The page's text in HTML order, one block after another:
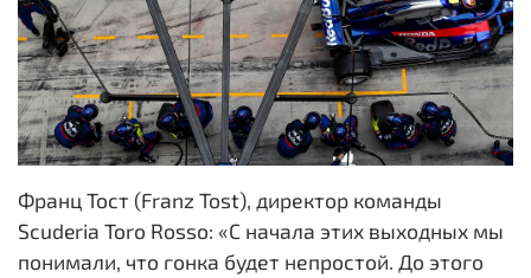
Франц Тост (Franz Tost), директор команды
Scuderia Toro Rosso: «С начала этих выходных мы
понимали, что гонка будет непростой. До этого